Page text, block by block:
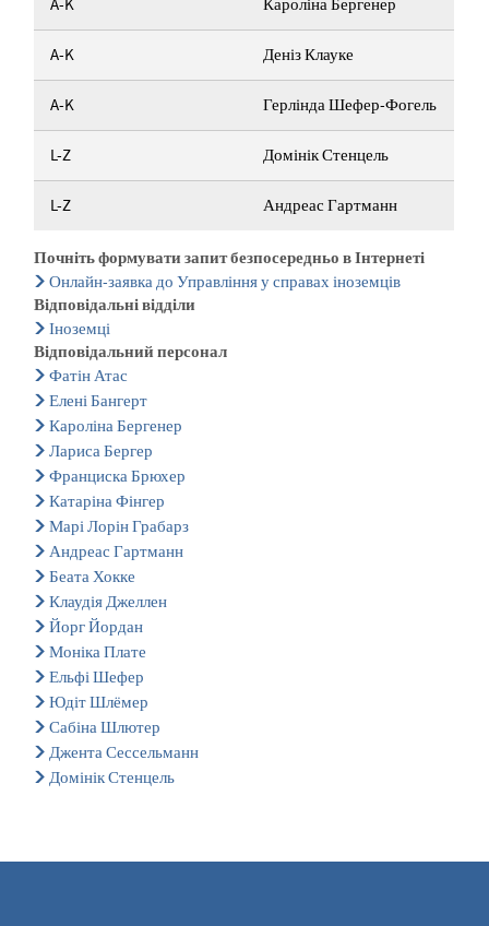
Почніть формувати запит безпосередньо в Інтернеті
Онлайн-заявка до Управління у справах іноземців
A-K Деніз Клауке
A-K Герлінда Шефер-Фогель
L-Z Домінік Стенцель
L-Z Андреас Гартманн
Відповідальні відділи
Іноземці
Відповідальний персонал
Фатін Атас
Елені Бангерт
Кароліна Бергенер
Лариса Бергер
Франциска Брюхер
Катаріна Фінгер
Марі Лорін Грабарз
Андреас Гартманн
Беата Хокке
Клаудія Джеллен
Йорг Йордан
Моніка Плате
Ельфі Шефер
Юдіт Шлёмер
Сабіна Шлютер
Джента Сессельманн
Домінік Стенцель